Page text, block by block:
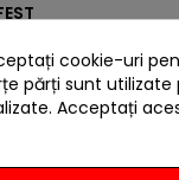
cookie-uri
părți sunt
Acceptați